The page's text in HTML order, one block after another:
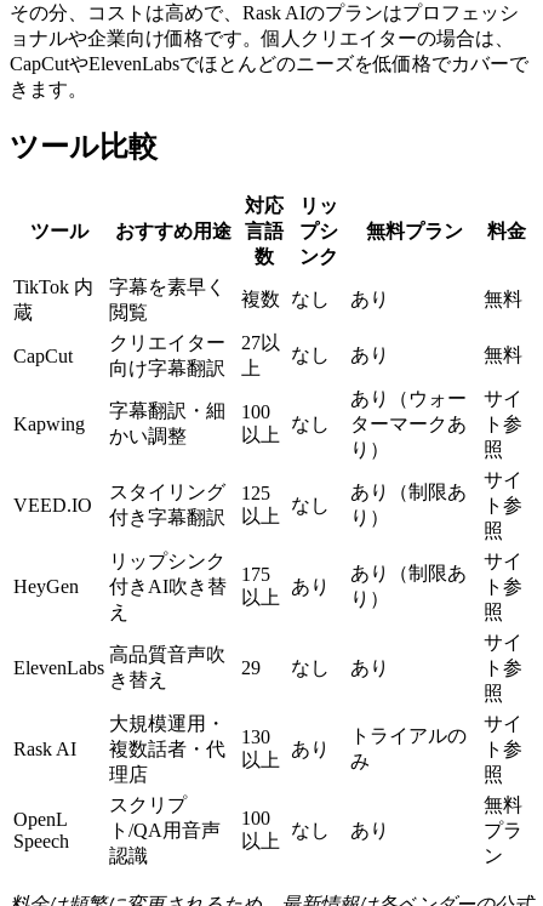
その分、コストは高めで、Rask AIのプランはプロフェッシ
ョナルや企業向け価格です。個人クリエイターの場合は、
CapCutやElevenLabsでほとんどのニーズを低価格でカバーで
きます。
ツール比較
ツール おすすめ用途
対応
言語
数
リッ
プシ
ンク
無料プラン 料金
TikTok 内
蔵
字幕を素早く
閲覧
複数 なし あり 無料
CapCut
クリエイター
向け字幕翻訳
27以
上
なし あり 無料
Kapwing
字幕翻訳・細
かい調整
100
以上
なし
あり（ウォー
ターマークあ
り）
サイ
ト参
照
VEED.IO
スタイリング
付き字幕翻訳
125
以上
なし
あり（制限あ
り）
サイ
ト参
照
HeyGen
リップシンク
付きAI吹き替
え
175
以上
あり
あり（制限あ
り）
サイ
ト参
照
ElevenLabs
高品質音声吹
き替え
29 なし あり
サイ
ト参
照
Rask AI
大規模運用・
複数話者・代
理店
130
以上
あり
トライアルの
み
サイ
ト参
照
OpenL
Speech
スクリプ
ト/QA用音声
認識
100
以上
なし あり
無料
プラ
ン